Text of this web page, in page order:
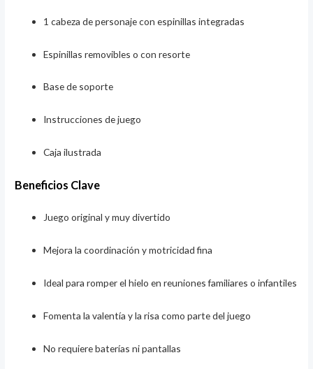
1 cabeza de personaje con espinillas integradas
Espinillas removibles o con resorte
Base de soporte
Instrucciones de juego
Caja ilustrada
Beneficios Clave
Juego original y muy divertido
Mejora la coordinación y motricidad fina
Ideal para romper el hielo en reuniones familiares o infantiles
Fomenta la valentía y la risa como parte del juego
No requiere baterías ni pantallas